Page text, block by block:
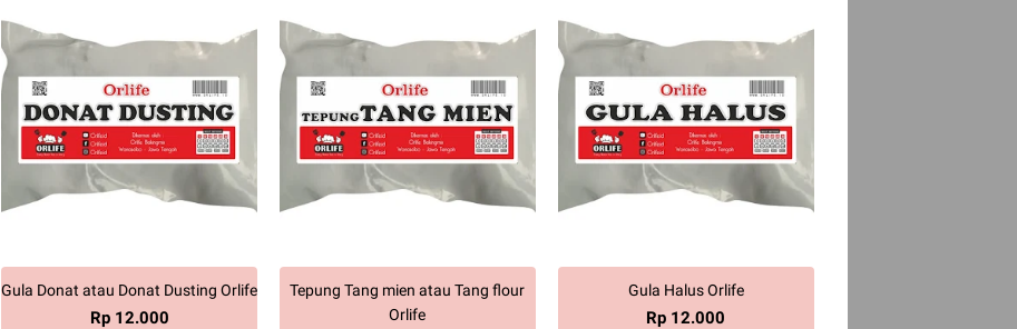
Gula Donat atau Donat Dusting Orlife
Rp 12.000
Tepung Tang mien atau Tang flour
Orlife
Gula Halus Orlife
Rp 12.000